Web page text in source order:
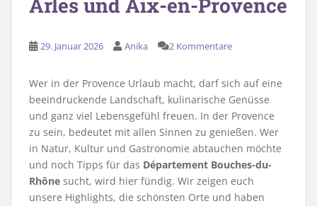
Arles und Aix-en-Provence
29. Januar 2026 Anika 2 Kommentare
Wer in der Provence Urlaub macht, darf sich auf eine
beeindruckende Landschaft, kulinarische Genüsse
und ganz viel Lebensgefühl freuen. In der Provence
zu sein, bedeutet mit allen Sinnen zu genießen. Wer
in Natur, Kultur und Gastronomie abtauchen möchte
und noch Tipps für das Département Bouches-du-
Rhône sucht, wird hier fündig. Wir zeigen euch
unsere Highlights, die schönsten Orte und haben